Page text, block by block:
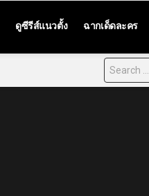
ดูซีรีส์แนวตั้ง ฉากเด็ดละคร